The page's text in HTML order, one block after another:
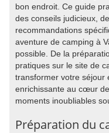
bon endroit. Ce guide
des conseils judicieux,
recommandations
aventure de camping à
possible. De la
pratiques sur le site de
transformer votre séjour
enrichissante au cœur
moments inoubliables
Préparation du